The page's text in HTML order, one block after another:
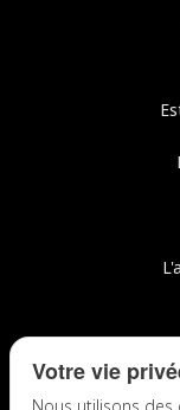
Votre vie